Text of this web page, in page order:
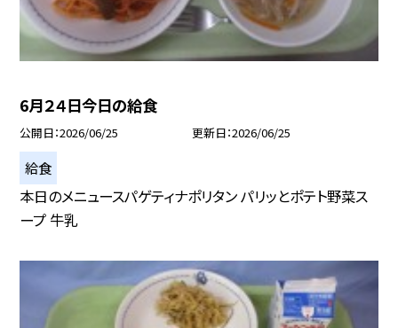
6月２４日今日の給食
公開日 2026/06/25 更新日 2026/06/25
給食
本日のメニュースパゲティナポリタン パリッとポテト野菜ス
ープ 牛乳